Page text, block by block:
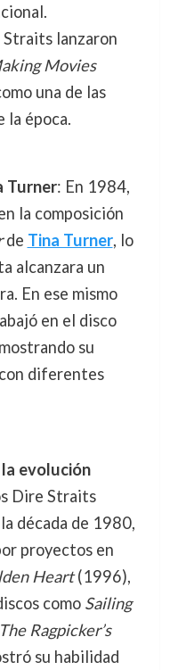
lanzaron
Movies
una de las
la época.
Turner: En 1984,
la composición
de Tina Turner, lo
alcanzara un
En ese mismo
en el disco
su
diferentes
evolución
Dire Straits
década de 1980,
proyectos en
Heart(1996),
como Sailing
The Ragpicker’s
su habilidad